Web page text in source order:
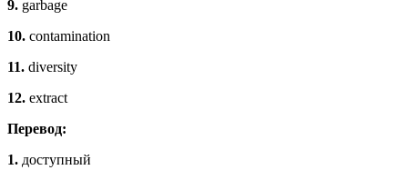
9. garbage
10. contamination
11. diversity
12. extract
Перевод:
1. доступный